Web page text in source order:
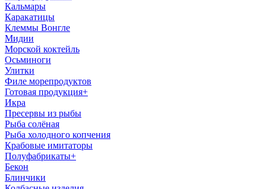
Кальмары
Каракатицы
Клеммы Вонгле
Мидии
Морской коктейль
Осьминоги
Улитки
Филе морепродуктов
Готовая продукция+
Икра
Пресервы из рыбы
Рыба солёная
Рыба холодного копчения
Крабовые имитаторы
Полуфабрикаты+
Бекон
Блинчики